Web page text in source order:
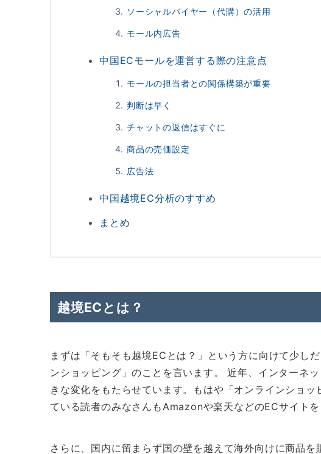
ソーシャルバイヤー（代購）の活用
モール内広告
中国ECモールを運営する際の注意点
モールの担当者との関係構築が重要
判断は早く
チャットの返信はすぐに
商品の売価設定
広告法
中国越境EC分析のすすめ
まとめ
越境ECとは？
まずは「そもそも越境ECとは？」という方に向けて少し
ンショッピング」のことを言います。 近年、インターネ
きな変化をもたらせています。もはや「オンラインショ
ている読者のみなさんもAmazonや楽天などのECサイト
さらに、国内に留まらず国の壁を越えて海外向けに商品